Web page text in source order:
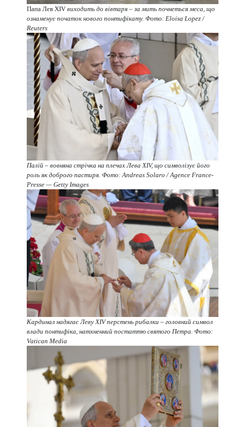
Папа Лев XIV виходить до вівтаря – за мить почнеться меса, що
ознаменує початок нового понтифікату. Фото: Eloisa Lopez /
Reuters
Палій – вовняна стрічка на плечах Лева XIV, що символізує його
роль як доброго пастиря. Фото: Andreas Solaro / Agence France-
Presse — Getty Images
Кардинал надягає Леву XIV перстень рибалки – головний символ
влади понтифіка, натхненний постаттю святого Петра. Фото:
Vatican Media